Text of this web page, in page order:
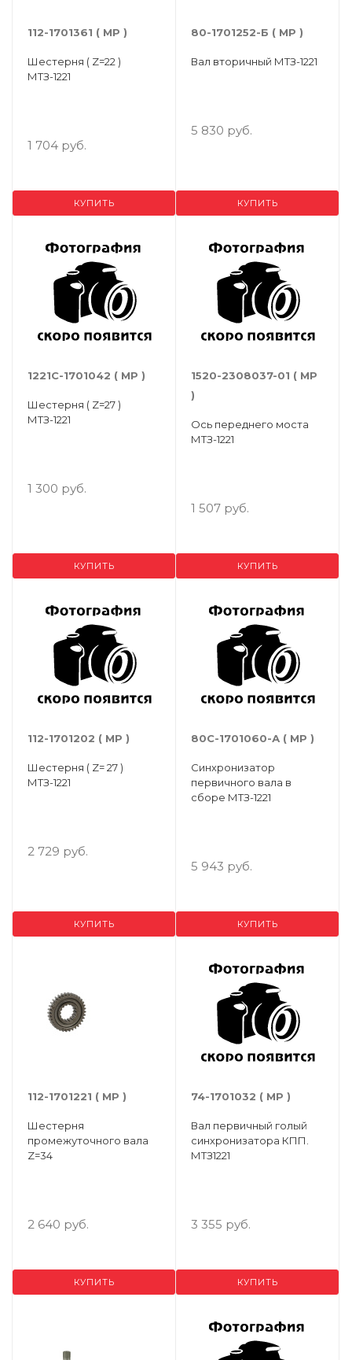
112-1701361 ( МР )
Шестерня ( Z=22 )
МТЗ-1221
1 704 руб.
КУПИТЬ
80-1701252-Б ( МР )
Вал вторичный МТЗ-1221
5 830 руб.
КУПИТЬ
1221С-1701042 ( МР )
Шестерня ( Z=27 )
МТЗ-1221
1 300 руб.
КУПИТЬ
1520-2308037-01 ( МР
)
Ось переднего моста
МТЗ-1221
1 507 руб.
КУПИТЬ
112-1701202 ( МР )
Шестерня ( Z= 27 )
МТЗ-1221
2 729 руб.
КУПИТЬ
80С-1701060-А ( МР )
Синхронизатор
первичного вала в
сборе МТЗ-1221
5 943 руб.
КУПИТЬ
112-1701221 ( МР )
Шестерня
промежуточного вала
Z=34
2 640 руб.
КУПИТЬ
74-1701032 ( МР )
Вал первичный голый
синхронизатора КПП.
МТЗ1221
3 355 руб.
КУПИТЬ